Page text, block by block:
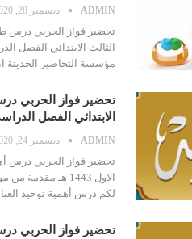
ADMIN ديسمبر 28, 2020
تحضير فواز الحربي درس
مؤسسة التحاضير الحديثة
تحضير فواز الحربي
الابتدائي الفصل
ADMIN ديسمبر 24, 2020
تحضير فواز الحربي درس
الاول 1443 هـ
لكم درس أهمية توحيد
تحضير فواز الحربي